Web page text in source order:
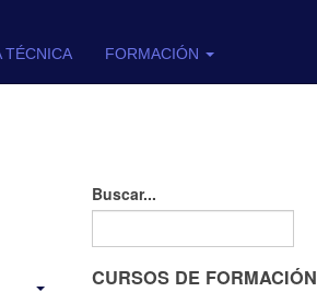
TÉCNICA FORMACIÓN
Buscar...
CURSOS DE FORMACIÓN